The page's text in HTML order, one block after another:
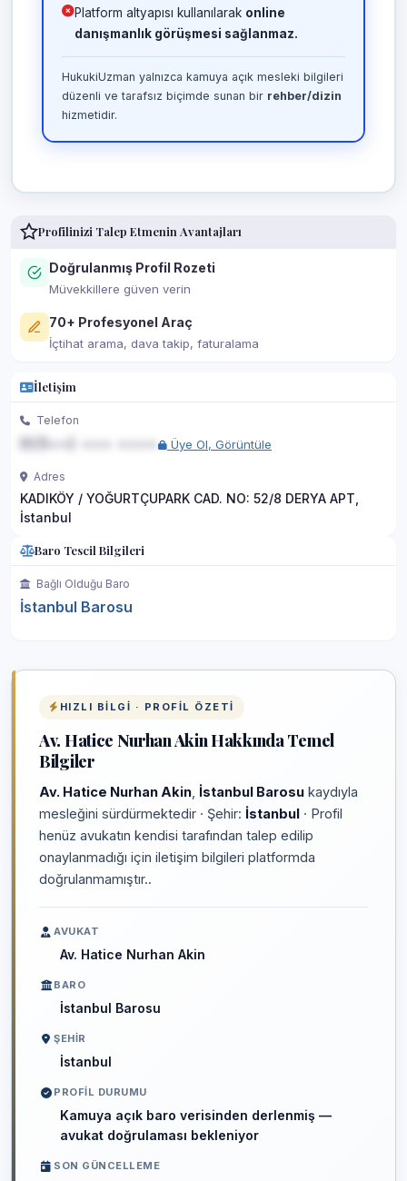
Platform altyapısı kullanılarak online
danışmanlık görüşmesi sağlanmaz.
HukukiUzman yalnızca kamuya açık mesleki bilgileri
düzenli ve tarafsız biçimde sunan bir rehber/dizin
hizmetidir.
Profilinizi Talep Etmenin Avantajları
Doğrulanmış Profil Rozeti
Müvekkillere güven verin
70+ Profesyonel Araç
İçtihat arama, dava takip, faturalama
İletişim
Telefon
Üye Ol, Görüntüle
Adres
KADIKÖY / YOĞURTÇUPARK CAD. NO: 52/8 DERYA APT,
İstanbul
Baro Tescil Bilgileri
Bağlı Olduğu Baro
İstanbul Barosu
HIZLI BILGI · PROFIL ÖZETI
Av. Hatice Nurhan Akin Hakkında Temel
Bilgiler
Av. Hatice Nurhan Akin İstanbul Barosu kaydıyla
mesleğini sürdürmektedir · Şehir: İstanbul · Profil
henüz avukatın kendisi tarafından talep edilip
onaylanmadığı için iletişim bilgileri platformda
doğrulanmamıştır..
AVUKAT
Av. Hatice Nurhan Akin
BARO
İstanbul Barosu
ŞEHIR
İstanbul
PROFIL DURUMU
Kamuya açık baro verisinden derlenmiş —
avukat doğrulaması bekleniyor
SON GÜNCELLEME